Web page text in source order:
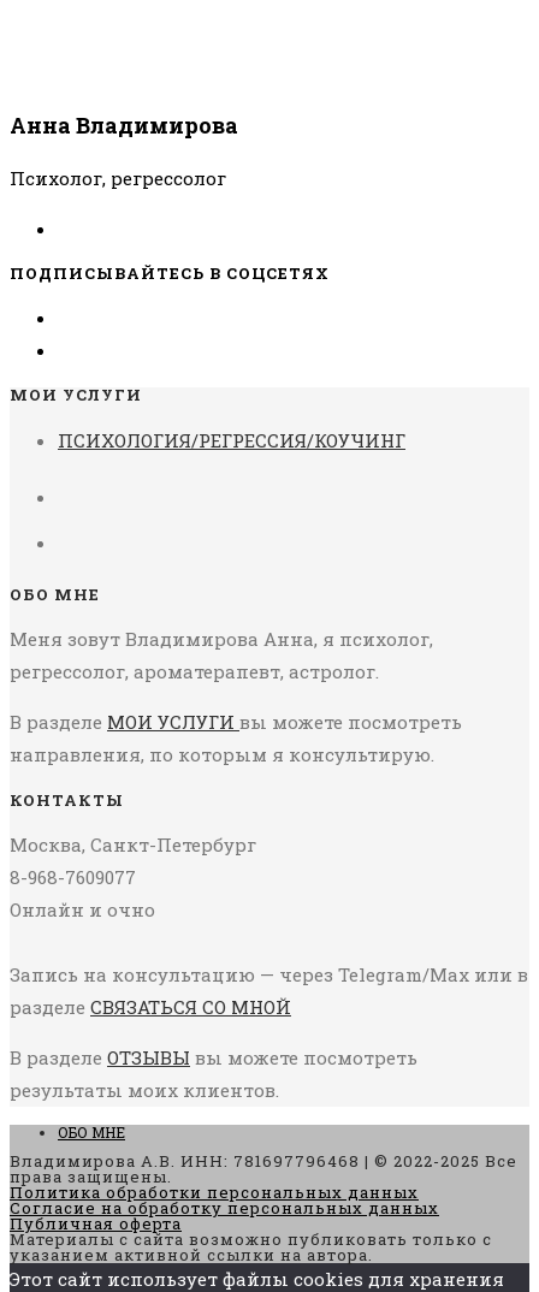
Анна Владимирова
Психолог, регрессолог
ПОДПИСЫВАЙТЕСЬ В СОЦСЕТЯХ
МОИ УСЛУГИ
ПСИХОЛОГИЯ/РЕГРЕССИЯ/КОУЧИНГ
ОБО МНЕ
Меня зовут Владимирова Анна, я психолог,
регрессолог, ароматерапевт, астролог.
В разделе МОИ УСЛУГИ вы можете посмотреть
направления, по которым я консультирую.
КОНТАКТЫ
Москва, Санкт-Петербург
8-968-7609077
Онлайн и очно
Запись на консультацию — через Telegram/Max или в
разделе СВЯЗАТЬСЯ СО МНОЙ
В разделе ОТЗЫВЫ вы можете посмотреть
результаты моих клиентов.
ОБО МНЕ
Владимирова А.В. ИНН: 781697796468 | © 2022-2025 Все
права защищены.
Политика обработки персональных данных
Согласие на обработку персональных данных
Публичная оферта
Материалы с сайта возможно публиковать только с
указанием активной ссылки на автора.
Этот сайт использует файлы cookies для хранения